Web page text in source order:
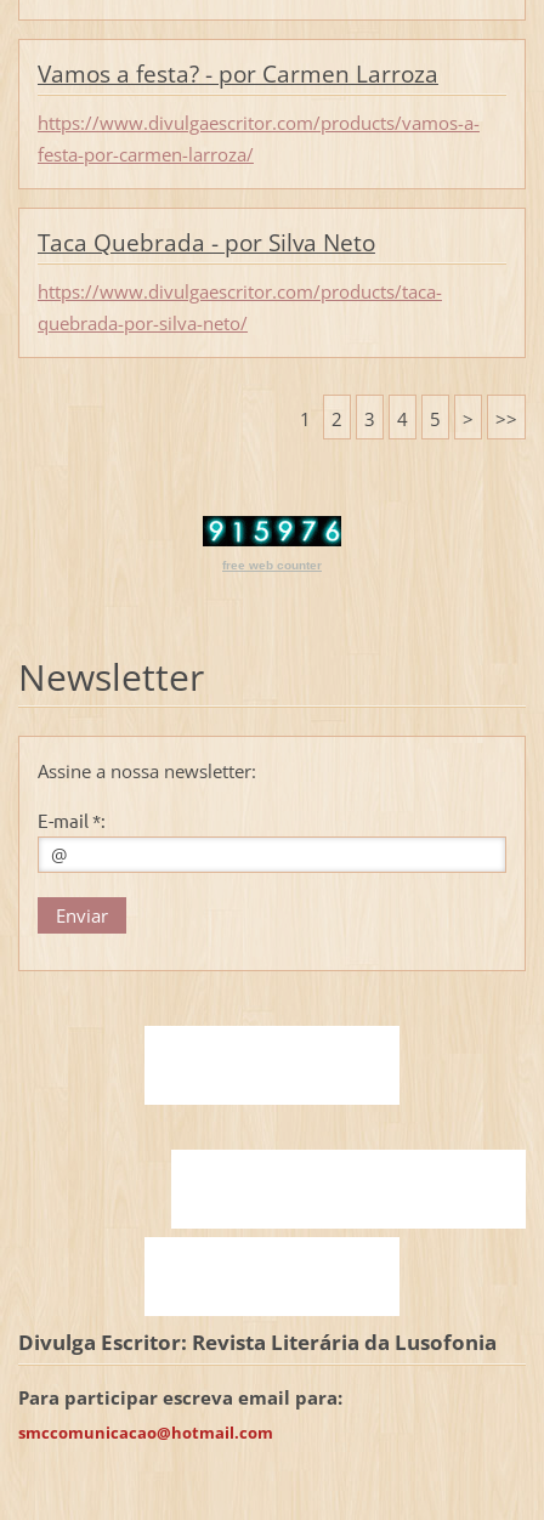
Vamos a festa? - por Carmen Larroza
https://www.divulgaescritor.com/products/vamos-a-
festa-por-carmen-larroza/
Taca Quebrada - por Silva Neto
https://www.divulgaescritor.com/products/taca-
quebrada-por-silva-neto/
1 2 3 4 5 > >>
free web counter
Newsletter
Assine a nossa newsletter:
E-mail *:
Divulga Escritor: Revista Literária da Lusofonia
Para participar escreva email para:
smccomunicacao@hotmail.com